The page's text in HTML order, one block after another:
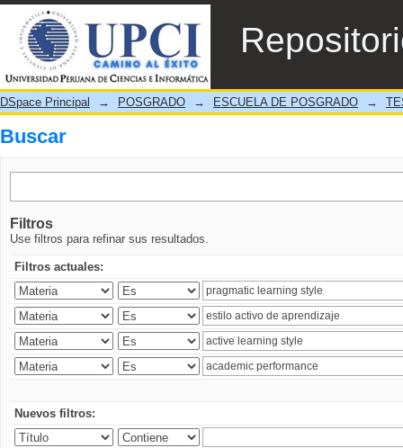
Buscar
DSpace Principal → POSGRADO → ESCUELA DE POSGRADO →
Buscar
Filtros
Use filtros para refinar sus resultados.
Filtros actuales:
Nuevos filtros: